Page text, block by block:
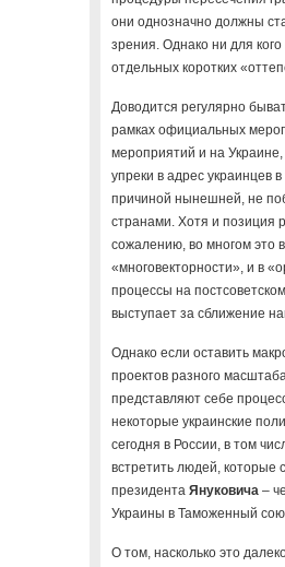
они однозначно должны
зрения. Однако ни для
отдельных коротких
Доводится регулярно
рамках официальных
мероприятий и на
упреки в адрес украинцев
причиной нынешней, не
странами. Хотя и позиция
сожалению, во многом это
«многовекторности», и в
процессы на
выступает за сближение
Однако если оставить
проектов разного
представляют себе
некоторые украинские
сегодня в России, в том
встретить людей, которые
президента Януковича –
Украины в Таможенный
О том, насколько это